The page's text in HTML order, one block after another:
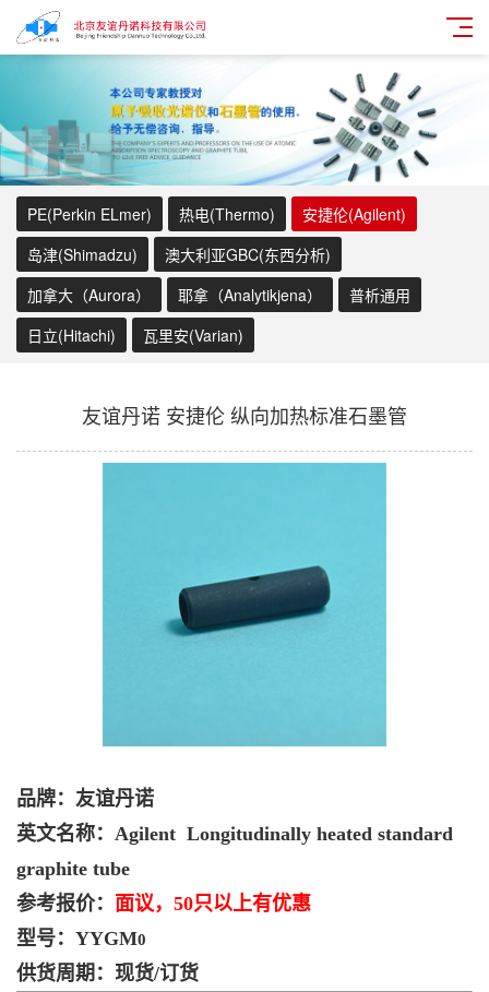
PE(Perkin ELmer) 热电(Thermo)
安捷伦(Agilent)
岛津(Shimadzu)
澳大利亚GBC(东西分析)
加拿大（Aurora）
耶拿（Analytikjena）
普析通用
日立(Hitachi)
瓦里安(Varian)
友谊丹诺 安捷伦 纵向加热标准石墨管
品牌：友谊丹诺
英文名称：Agilent Longitudinally heated standard
graphite tube
参考报价： 面议，50只以上有优惠
型号：YYGM0
供货周期：现货/订货